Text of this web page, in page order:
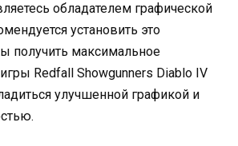
обладателем графической
установить это
получить максимальное
Redfall Showgunners Diablo IV
улучшенной графикой и